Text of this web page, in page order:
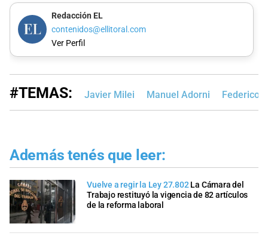
Redacción EL
contenidos@ellitoral.com
Ver Perfil
#TEMAS: Javier Milei Manuel Adorni Federico
Además tenés que leer:
Vuelve a regir la Ley 27.802 La Cámara del
Trabajo restituyó la vigencia de 82 artículos
de la reforma laboral